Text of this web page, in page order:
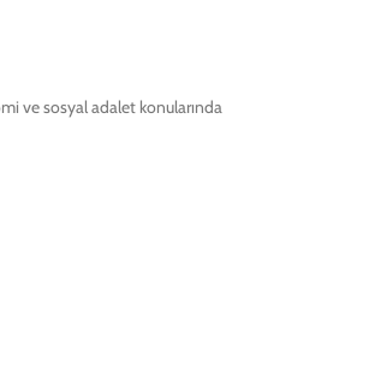
ve sosyal adalet konularında